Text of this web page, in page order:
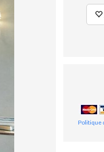
Politique